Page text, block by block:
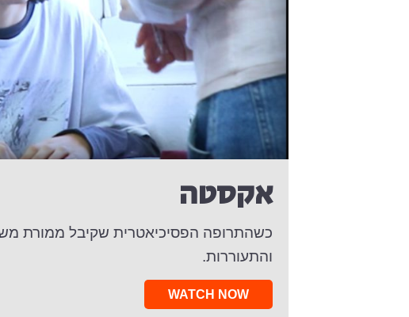
אקסטה
כשהתרופה הפסיכיאטרית שקיבל ממורת
והתעוררות.
WATCH NOW